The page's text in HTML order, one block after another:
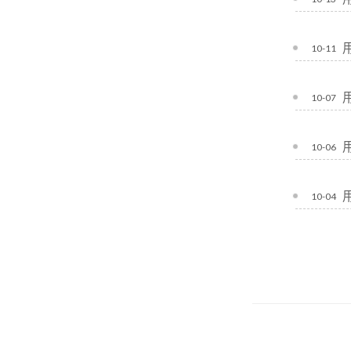
10-11
10-07
10-06
10-04